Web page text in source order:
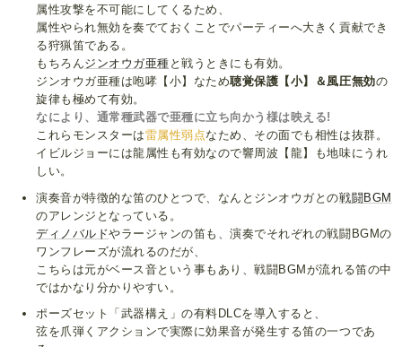
属性攻撃を不可能にしてくるため、
属性やられ無効を奏でておくことでパーティーへ大きく貢献でき
る狩猟笛である。
もちろんジンオウガ亜種 と戦うときにも有効。
ジンオウガ亜種は咆哮【小】なため聴覚保護【小】＆風圧無効の
旋律も極めて有効。
なにより、通常種武器で亜種に立ち向かう様は映える!
これらモンスターは雷属性弱点なため、その面でも相性は抜群。
イビルジョーには龍属性も有効なので響周波【龍】も地味にうれ
しい。
演奏音が特徴的な笛のひとつで、なんとジンオウガとの戦闘BGM
のアレンジとなっている。
ディノバルドやラージャンの笛も、演奏でそれぞれの戦闘BGMの
ワンフレーズが流れるのだが、
こちらは元がベース音という事もあり、戦闘BGMが流れる笛の中
ではかなり分かりやすい。
ポーズセット「武器構え」の有料DLCを導入すると、
弦を爪弾くアクションで実際に効果音が発生する笛の一つであ